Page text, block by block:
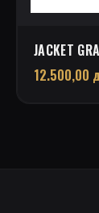
JACKET
12.500,00